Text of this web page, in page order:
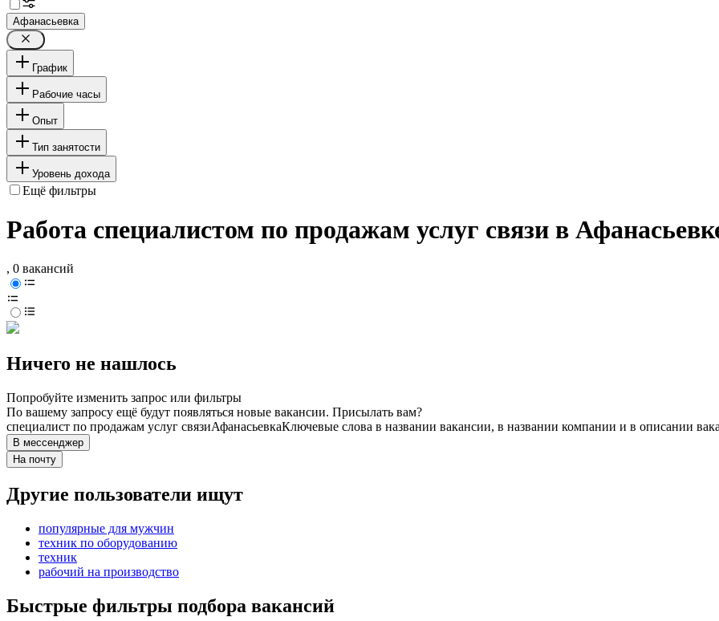
Афанасьевка
График
Рабочие часы
Опыт
Тип занятости
Уровень дохода
Ещё фильтры
Работа специалистом по продажам услуг связи в
, 0 вакансий
Ничего не нашлось
Попробуйте изменить запрос или фильтры
По вашему запросу ещё будут появляться новые вакансии. Присылать вам?
специалист по продажам услуг связиАфанасьевкаКлючевые слова в названии вакансии, в названии компании и в описании
В мессенджер
На почту
Другие пользователи ищут
популярные для мужчин
техник по оборудованию
техник
рабочий на производство
Быстрые фильтры подбора вакансий